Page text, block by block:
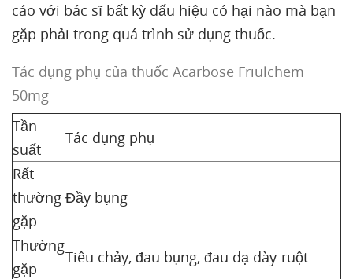
cáo với bác sĩ bất kỳ dấu hiệu có hại nào mà bạn
gặp phải trong quá trình sử dụng thuốc.
Tác dụng phụ của thuốc Acarbose Friulchem
50mg
Tần
suất
Tác dụng phụ
Rất
thường
gặp
Đầy bụng
Thường
gặp
Tiêu chảy, đau bụng, đau dạ dày-ruột